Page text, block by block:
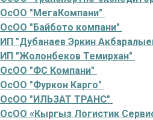
ОсОО "МегаКомпани"
ОсОО "Байбото компани"
ИП "Дубанаев Эркин
ИП "Жолонбеков Темирхан"
ОсОО "ФС Компани"
ОсОО "Фуркон Карго"
ОсОО "ИЛЬЗАТ ТРАНС"
ОсОО «Кыргыз Логистик